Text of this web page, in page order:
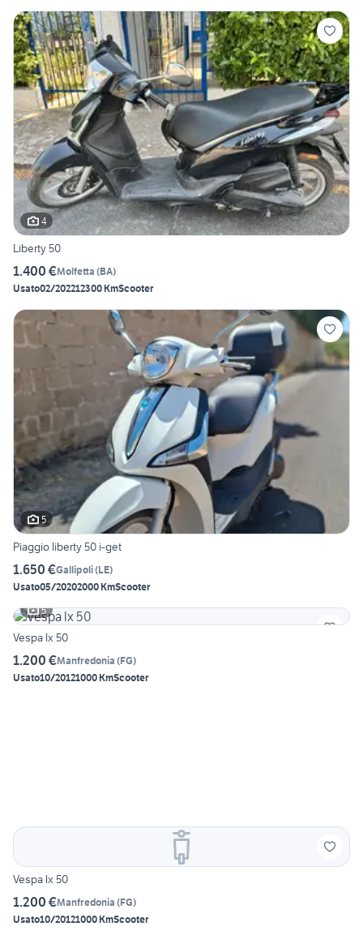
4
Liberty 50
1.400 €Molfetta (BA)
Usato02/202212300 KmScooter
5
Piaggio liberty 50 i-get
1.650 €Gallipoli(LE)
Usato05/20202000 KmScooter
5
Vespa lx 50
1.200 €Manfredonia (FG)
Usato10/20121000 KmScooter
Vespa lx 50
1.200 €Manfredonia (FG)
Usato10/20121000 KmScooter